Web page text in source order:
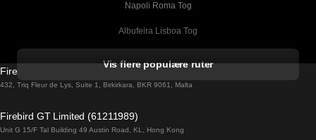
Napoli Roma Tog
Albufeira Lisboa Tog
Barcelona Madrid Tog
Barcelona Sevilla Tog
Vis flere populære ruter
Firebird GT Limited (OC 1451)
432, Triq Fleur de Lys, Suite 1, Birkirkara, BKR 9061, Malta
Firebird GT Limited (61211989)
Unit G 15/F Tal Building 49 Austin Road, KL, Hong Kong